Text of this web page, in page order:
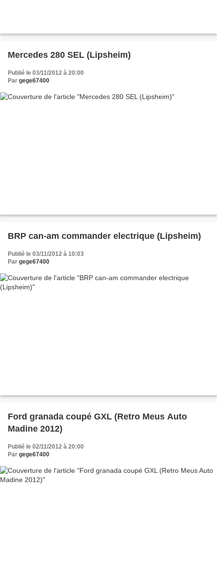
Mercedes 280 SEL (Lipsheim)
Publié le 03/11/2012 à 20:00
Par gege67400
BRP can-am commander electrique (Lipsheim)
Publié le 03/11/2012 à 10:03
Par gege67400
Ford granada coupé GXL (Retro Meus Auto
Madine 2012)
Publié le 02/11/2012 à 20:00
Par gege67400